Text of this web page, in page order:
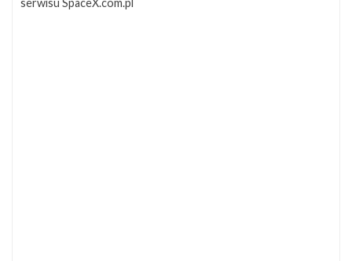
serwisu SpaceX.com.pl